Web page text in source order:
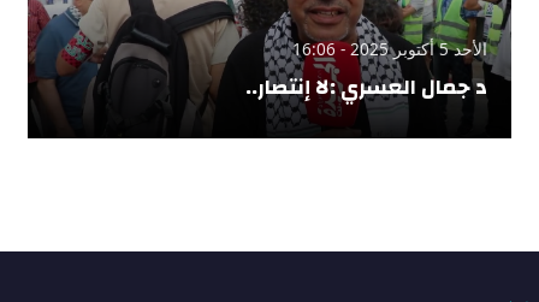
الأحد 5 أكتوبر 2025 - 16:06
د جمال العسري :لا إنتصار..